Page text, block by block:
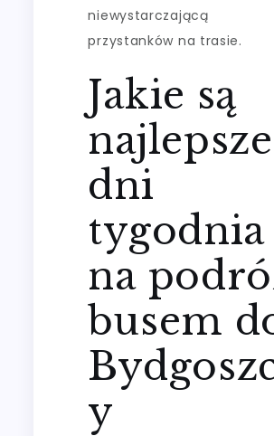
niewystarczającą
przystanków na trasie.
Jakie są
najlepsze
dni
tygodnia
na
busem
y